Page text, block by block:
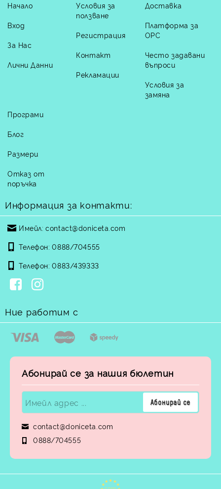
Начало
Вход
За Нас
Лични Данни
Условия за
ползване
Регистрация
Контакт
Рекламации
Доставка
Платформа за
ОРС
Често задавани
въпроси
Условия за
замяна
Програми
Блог
Размери
Отказ от
поръчка
Информация за контакти:
Имейл: contact@doniceta.com
Телефон: 0888/704555
Телефон: 0883/439333
Ние работим с
Абонирай се за нашия бюлетин
contact@doniceta.com
0888/704555